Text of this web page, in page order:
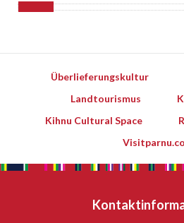
Überlieferungskultur
Landtourismus
Kihnu Cultural Space